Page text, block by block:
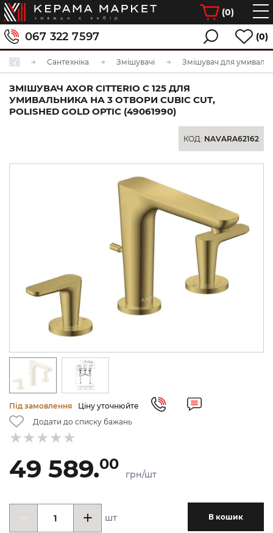
(0)
067 322 7597 (0)
Сантехніка Змішувачі Змішувач для
ЗМІШУВАЧ AXOR CITTERIO C 125 ДЛЯ
УМИВАЛЬНИКА НА 3 ОТВОРИ CUBIC CUT,
POLISHED GOLD OPTIC (49061990)
КОД: NAVARA62162
Під замовлення
Ціну уточнюйте
Додати до списку бажань
49 589.00
грн/шт
шт В кошик